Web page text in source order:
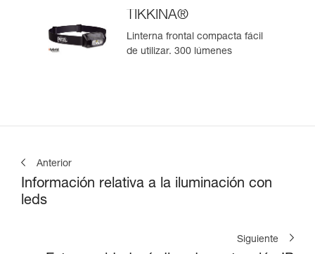
TIKKINA®
Linterna frontal compacta fácil
de utilizar. 300 lúmenes
Anterior
Información relativa a la iluminación con
leds
Siguiente